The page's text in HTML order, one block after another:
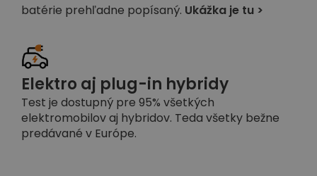
batérie prehľadne popísaný. Ukážka je tu >
Elektro aj plug-in hybridy
Test je dostupný pre 95% všetkých
elektromobilov aj hybridov. Teda všetky bežne
predávané v Európe.